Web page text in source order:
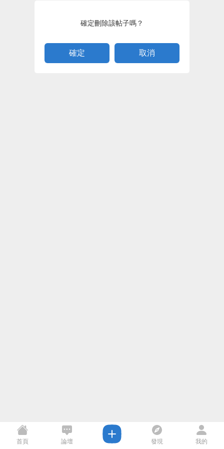
確定刪除該帖子嗎？
取消
首頁 論壇 發現 我的